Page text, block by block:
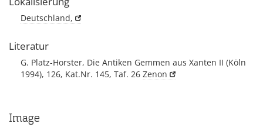
Deutschland,
Literatur
G. Platz-Horster, Die Antiken Gemmen aus Xanten II (Köln
1994), 126, Kat.Nr. 145, Taf. 26 Zenon
Image